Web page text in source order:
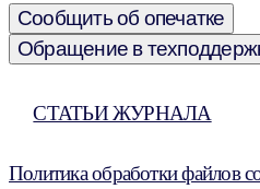
Сообщить об опечатке
Обращение в
СТАТЬИ ЖУРНАЛА
Политика обработки файлов